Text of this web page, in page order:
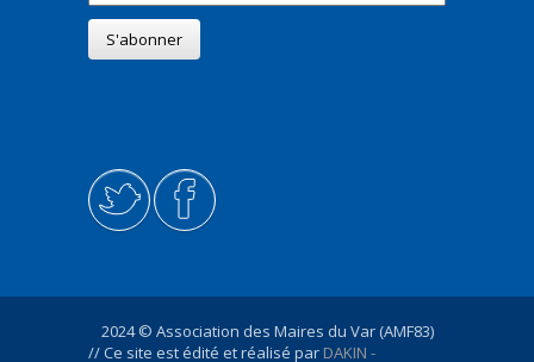
2024 © Association des Maires du Var (AMF83)
// Ce site est édité et réalisé par DAKIN -